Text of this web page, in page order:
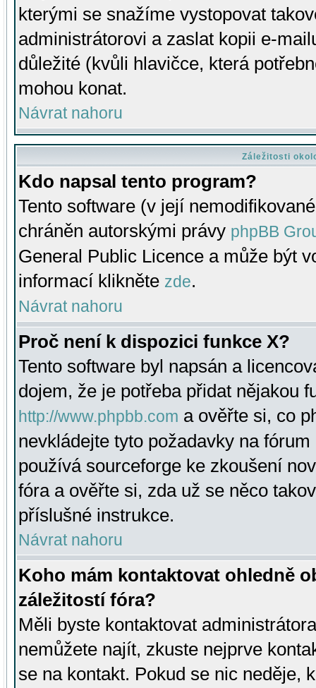
kterými se snažíme vystopovat
administrátorovi a zaslat kopii e-
důležité (kvůli hlavičce, která
mohou konat.
Návrat nahoru
Záležitosti
Kdo napsal tento program?
Tento software (v její
chráněn autorskými právy phpBB
General Public Licence a může být
informací klikněte zde.
Návrat nahoru
Proč není k dispozici funkce X?
Tento software byl napsán a
dojem, že je potřeba přidat nějakou
http://www.phpbb.com a ověřte si, co
nevkládejte tyto požadavky na
používá sourceforge ke zkoušení
fóra a ověřte si, zda už se něco
příslušné instrukce.
Návrat nahoru
Koho mám kontaktovat ohledně
záležitostí fóra?
Měli byste kontaktovat
nemůžete najít, zkuste nejprve
se na kontakt. Pokud se nic neděje,